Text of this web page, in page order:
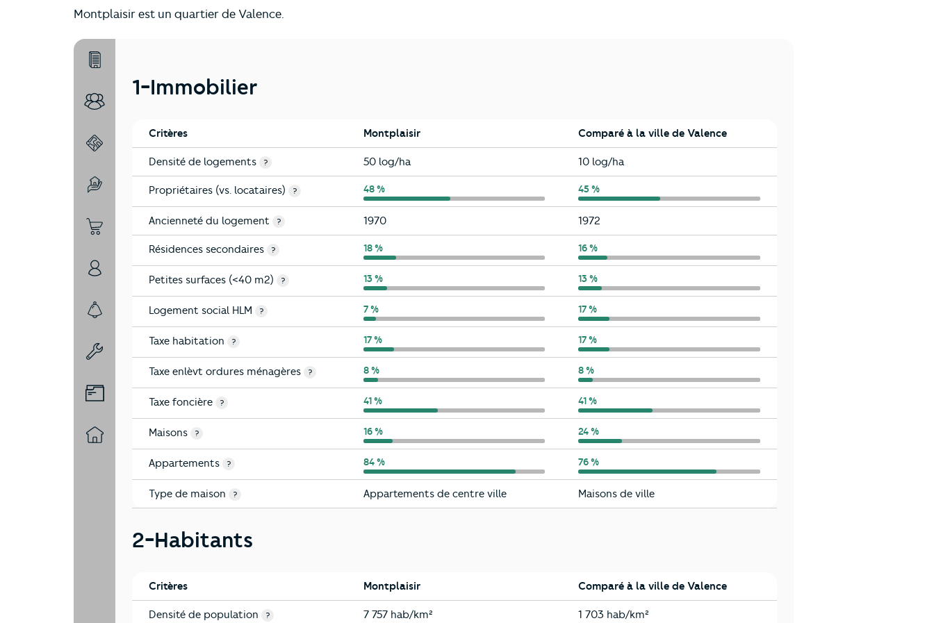
Montplaisir est un quartier de Valence.
1-Immobilier
2-Habitants
3-Environnement
4-Education
5-Commerces
6-Politique
7-Sécurité
8-Chauffage
9-Diagnostic risques
10-Logement
1-Immobilier
Critères Montplaisir Comparé à la ville de Valence
Densité de logements ? Montplaisir
50 log/ha Valence
10 log/ha
Propriétaires (vs. locataires) ? Montplaisir
48 % Valence
45 %
Ancienneté du logement ? Montplaisir
1970 Valence
1972
Résidences secondaires ? Montplaisir
18 % Valence
16 %
Petites surfaces (<40 m2) ? Montplaisir
13 % Valence
13 %
Logement social HLM ? Montplaisir
7 % Valence
17 %
Taxe habitation ? Montplaisir
17 % Valence
17 %
Taxe enlèvt ordures ménagères ? Montplaisir
8 % Valence
8 %
Taxe foncière ? Montplaisir
41 % Valence
41 %
Maisons ? Montplaisir
16 % Valence
24 %
Appartements ? Montplaisir
84 % Valence
76 %
Type de maison ? Montplaisir
Appartements de centre ville Valence
Maisons de ville
2-Habitants
Critères Montplaisir Comparé à la ville de Valence
Densité de population ? Montplaisir
7 757 hab/km² Valence
1 703 hab/km²